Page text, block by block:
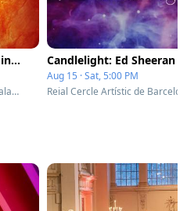
Candlelight Coldplay & Imagine Dragons
Petit Palau - Palau de la Música Catalana - Barcelona, Spain
Aug 15 · Sat, 5:00 PM